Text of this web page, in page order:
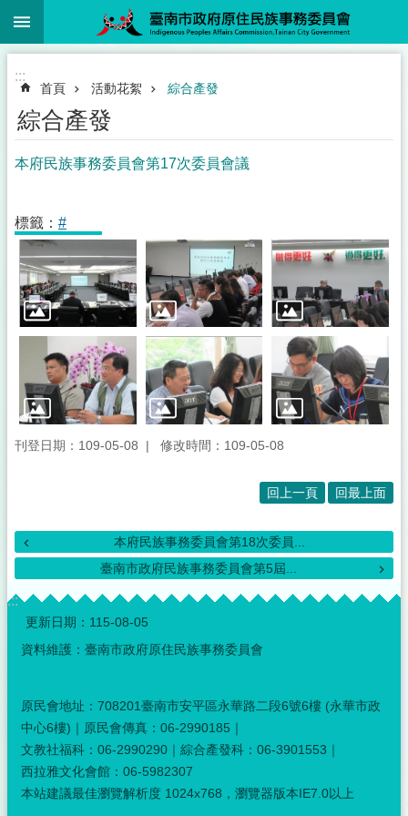
跳到主要內容區塊
:::
首頁 活動花絮 綜合產發
綜合產發
本府民族事務委員會第17次委員會議
標籤： #
刊登日期：109-05-08 修改時間：109-05-08
回上一頁 回最上面
本府民族事務委員會第18次委員...
臺南市政府民族事務委員會第5屆...
:::
更新日期： 115-08-05
資料維護：臺南市政府原住民族事務委員會
原民會地址：708201臺南市安平區永華路二段6號6樓 (永華市政
中心6樓)｜原民會傳真：06-2990185｜
文教社福科：06-2990290｜綜合產發科：06-3901553｜
西拉雅文化會館：06-5982307
本站建議最佳瀏覽解析度 1024x768，瀏覽器版本IE7.0以上